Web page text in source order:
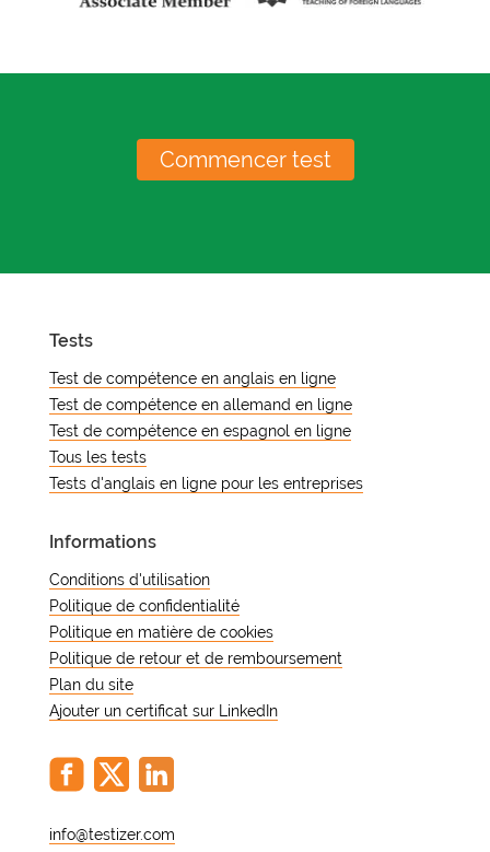
Commencer test
Tests
Test de compétence en anglais en ligne
Test de compétence en allemand en ligne
Test de compétence en espagnol en ligne
Tous les tests
Tests d'anglais en ligne pour les entreprises
Informations
Conditions d'utilisation
Politique de confidentialité
Politique en matière de cookies
Politique de retour et de remboursement
Plan du site
Ajouter un certificat sur LinkedIn
@